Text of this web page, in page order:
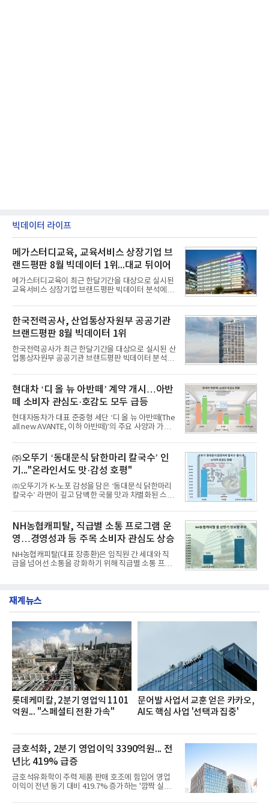
빅데이터 라이프
메가스터디교육, 교육서비스 상장기업 브
랜드평판 8월 빅데이터 1위...대교 뒤이어
메가스터디교육이 최근 한달기간을 대상으로 실시된
교육서비스 상장기업 브랜드평판 빅데이터 분석에서
일 한국기업평판연구소(소장 구창환)는 국내 교육서
비스 상장기업 브랜드를 대상으로 지난 7월 7일부터
8월 7일까지 수집된 소비자 빅데이터 10,074,233건
을 분석한 결과, 메가스터디교육이 브랜드평판지수
1,710,926을 기록하며 8월 1위에 올랐다고 밝혔다.
분석에 활용된 빅데이터는 지난 7월(9,491,206건) 대
비 6.14% 증가한 수치로, 교육서비스 상장기업 브랜
디교육, 대교, 디지
한국전력공사, 산업통상자원부 공공기관
브랜드평판 8월 빅데이터 1위
한국전력공사가 최근 한달기간을 대상으로 실시된 산
업통상자원부 공공기관 브랜드평판 빅데이터 분석에
이 순으로 뒤를 이었다.7일 한국기업평판연구소(소장
구창환)는 산업통상자원부 공공기관 41개 브랜드를
대상으로 지난 7월 7일부터 8월 7일까지 수집된 소비
자 빅데이터 91,102,549건을 분석한 결과, 한국전력
공사가 브랜드평판지수 10,670,633을 기록하며 8월
1위에 올랐다고 밝혔다. 분석에 활용된 빅데이터는 지
난 7월(88,893,823건) 대비 2.48% 증가한 수치다.연
수력원자력, 한국석
현대차 ‘디 올 뉴 아반떼’ 계약 개시…아반
떼 소비자 관심도·호감도 모두 급등
현대자동차가 대표 준중형 세단 ‘디 올 뉴 아반떼(The
all new AVANTE, 이하 아반떼)’의 주요 사양과 가격
떼는 6년 만에 선보이는 8세대 완전변경 모델로, ▲정
교한 선과 면을 중심으로 완성한 파격적인 디자인 ▲
과거 중형 세단 수준으로 확대된 차체 제원 ▲글로벌
최고 수준의 안전성 ▲성능과 효율을 동시에 높인 주
행 완성도 ▲첨단 편의 및 디지털 사양 적용 등을 통해
글로벌 준중형 세단의 새로운 기준을 세웠다.아반떼
는 가솔린 2.0과 1.6 하이브리드 두 가지 파워트레인
넘
㈜오뚜기 ‘동대문식 닭한마리 칼국수’ 인
기..."온라인서도 맛·감성 호평"
㈜오뚜기가 K-노포 감성을 담은 ‘동대문식 닭한마리
칼국수’ 라면이 깊고 담백한 국물 맛과 차별화된 스토
혔다.‘동대문식 닭한마리 칼국수’는 예상을 뛰어넘는
소비자 호응에 힘입어 지난 7월 13일 첫 선을 보인 지
단 18일 만에 누적 판매량 50만 개를 돌파하는 성과를
거두었다.이번 신제품은 개발진이 전국의 닭한마리
전문점을 직접 찾아 다니며 최적의 육수 비율을 완성
했다. 자극적이지 않으면서도 깊은 닭육수에 마늘의
개운한 풍미를 더했으며, 국물이 잘 배어들면서도 쫄
서도
NH농협캐피탈, 직급별 소통 프로그램 운
영…경영성과 등 주목 소비자 관심도 상승
NH농협캐피탈(대표 장종환)은 임직원 간 세대와 직
급을 넘어선 소통을 강화하기 위해 직급별 소통 프로
영지원부 홍보팀과 2026년 새로이(e)＊가 공동 주관
쳐 진행됐다.참고로 새로이(e)는 NH농협캐피탈 MZ
세대들로(과장~계장) 구성된 자율 참여조직으로, 조
직문화 혁신과 업무 효율성 향상을 위한 다양한 활동
을 추진하며,새로운 변화와 이로운 영향력을 조직전
반에 전파하는 역할
재계뉴스
롯데케미칼, 2분기 영업익 1101
억원... "스페셜티 전환 가속"
문어발 사업서 교훈 얻은 카카오,
AI도 핵심 사업 '선택과 집중'
금호석화, 2분기 영업이익 3390억원... 전
년比 419% 급증
금호석유화학이 주력 제품 판매 호조에 힘입어 영업
이익이 전년 동기 대비 419.7% 증가하는 '깜짝 실
업이익이 3390억원으로 지난해 동기보다 419.7% 증